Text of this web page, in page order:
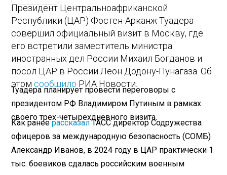
Президент Центральноафриканской
Республики (ЦАР) Фостен-Арканж Туадера
совершил официальный визит в Москву, где
его встретили заместитель министра
иностранных дел России Михаил Богданов и
посол ЦАР в России Леон Додону-Пунагаза. Об
этом сообщило РИА Новости.
Туадера планирует провести переговоры с
президентом РФ Владимиром Путиным в рамках
своего трех-четырехдневного визита.
Как ранеерассказалТАСС директор Содружества
офицеров за международную безопасность (СОМБ)
Александр Иванов, в 2024 году в ЦАР практически 1
тыс. боевиков сдалась российским военным